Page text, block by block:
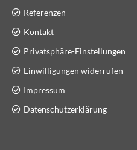
Referenzen
Kontakt
Privatsphäre-Einstellungen
Einwilligungen widerrufen
Impressum
Datenschutzerklärung